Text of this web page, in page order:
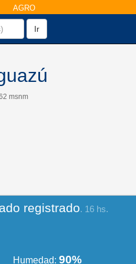
AGRO
Ir
msnm
registrado. 16 hs.
Humedad: 90%